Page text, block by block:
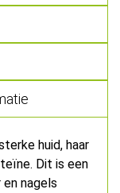
huid, haar
Dit is een
nagels